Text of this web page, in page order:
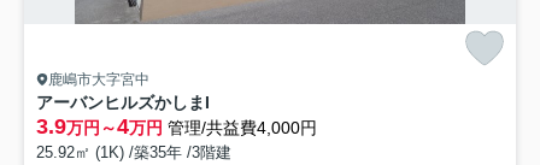
鹿嶋市大字宮中
アーバンヒルズかしまI
3.9万円～4万円 管理/共益費4,000円
25.92㎡ (1K) /築35年 /3階建